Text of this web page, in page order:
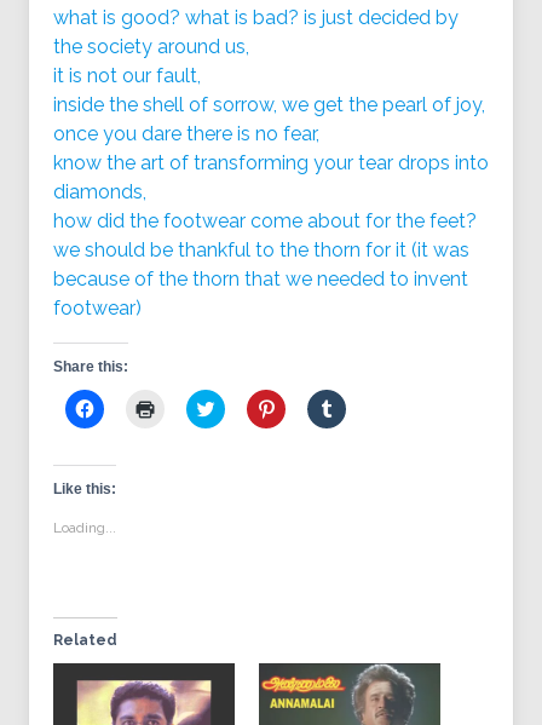
what is good? what is bad? is just decided by
the society around us,
it is not our fault,
inside the shell of sorrow, we get the pearl of joy,
once you dare there is no fear,
know the art of transforming your tear drops into
diamonds,
how did the footwear come about for the feet?
we should be thankful to the thorn for it (it was
because of the thorn that we needed to invent
footwear)
Share this:
Click
to
Facebook
(Opens
in
window)
Click Click
to
Click
to
Click
to
Like this:
Loading...
Related